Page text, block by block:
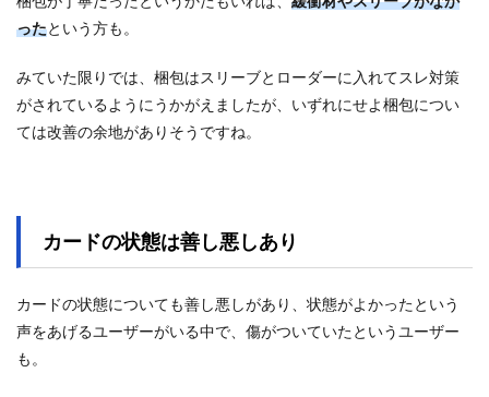
ったという方も。
みていた限りでは、梱包はスリーブとローダーに入れてスレ対策
がされているようにうかがえましたが、いずれにせよ梱包につい
ては改善の余地がありそうですね。
カードの状態は善し悪しあり
カードの状態についても善し悪しがあり、状態がよかったという
声をあげるユーザーがいる中で、傷がついていたというユーザー
も。